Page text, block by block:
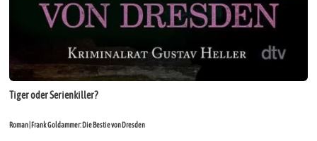
Tiger oder Serienkiller?
Roman | Frank Goldammer: Die Bestie von Dresden